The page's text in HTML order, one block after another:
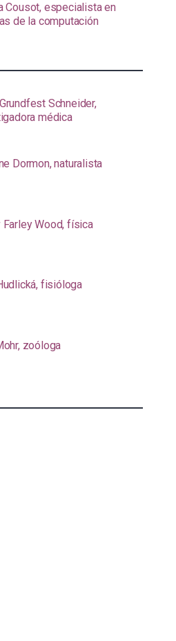
Cousot, especialista en
de la computación
Schneider,
médica
Dormon, naturalista
Farley Wood, física
fisióloga
zoóloga